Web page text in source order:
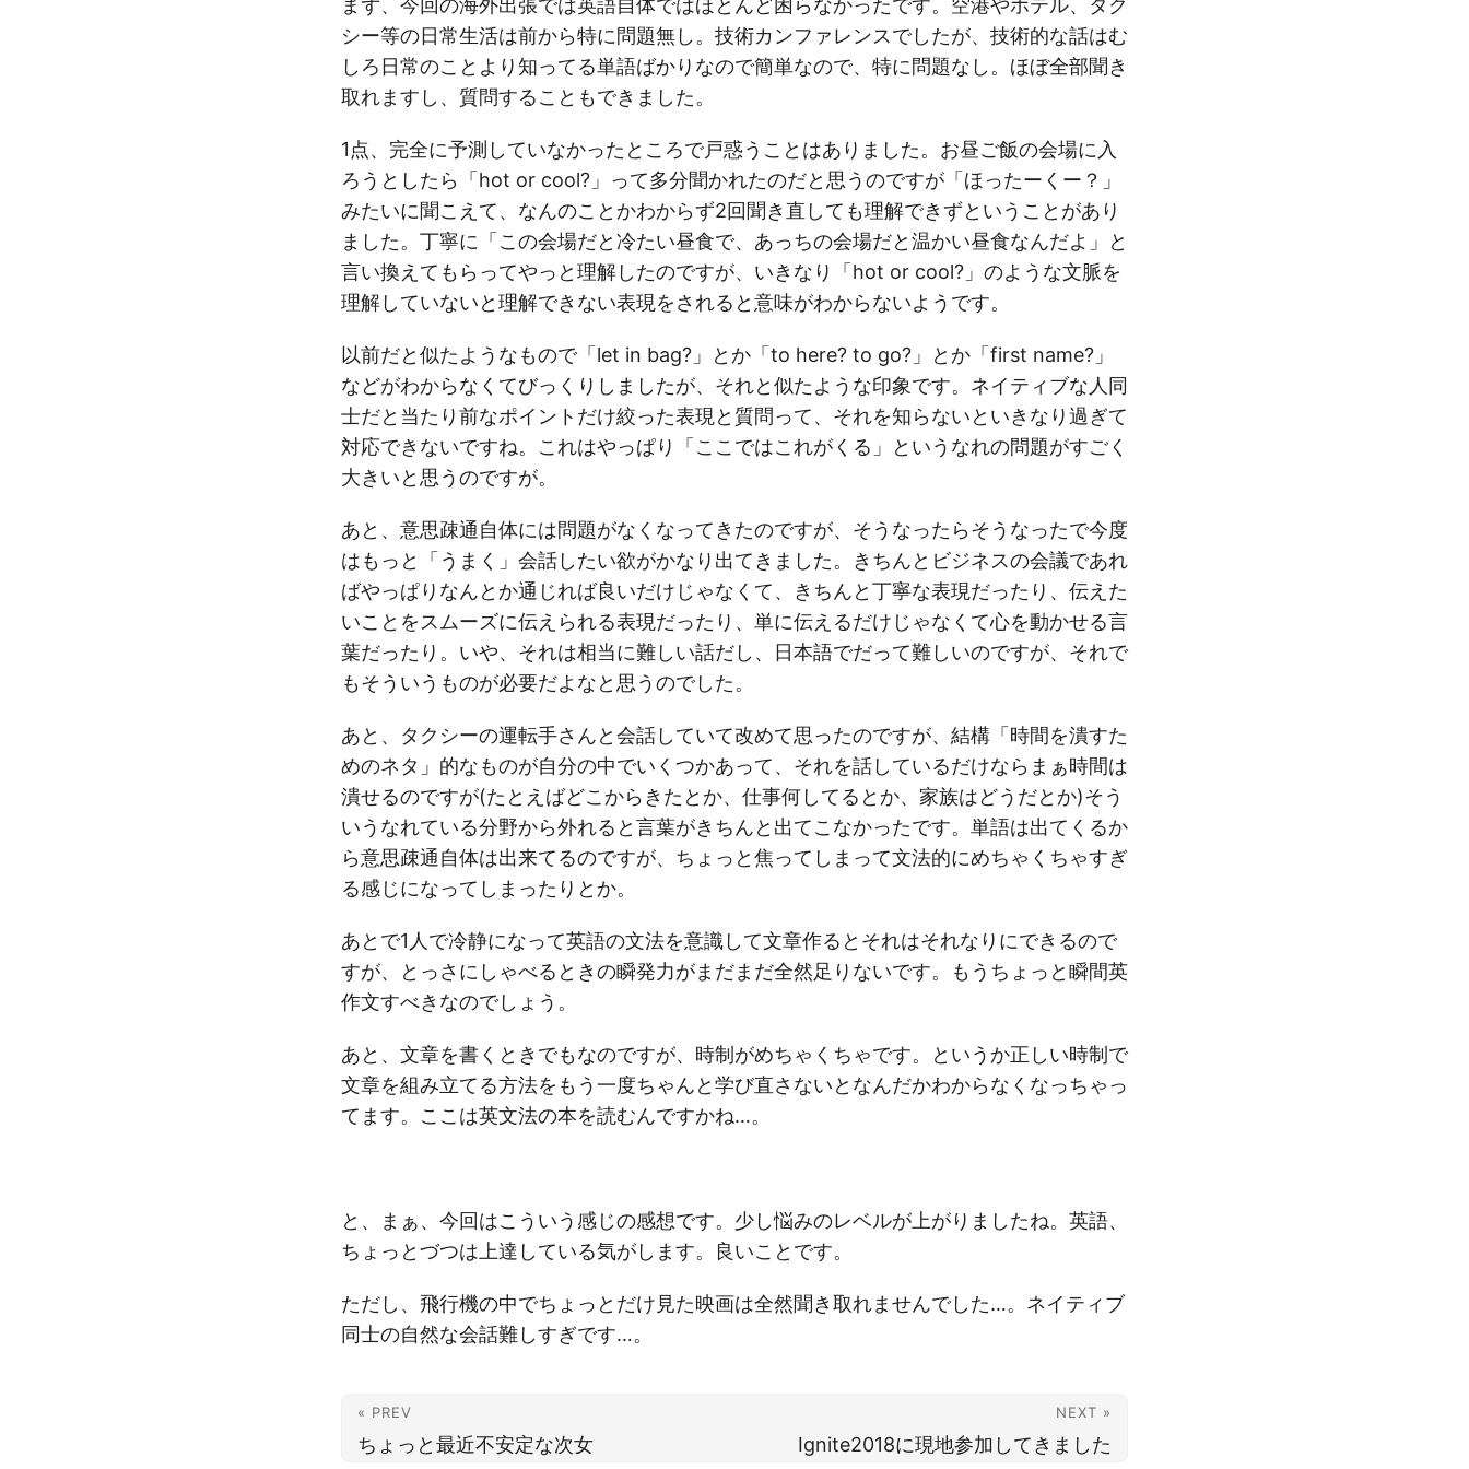
まず、今回の海外出張では英語自体ではほとんど困らなかったです。空港やホテル、タク
シー等の日常生活は前から特に問題無し。技術カンファレンスでしたが、技術的な話はむ
しろ日常のことより知ってる単語ばかりなので簡単なので、特に問題なし。ほぼ全部聞き
取れますし、質問することもできました。
1点、完全に予測していなかったところで戸惑うことはありました。お昼ご飯の会場に入
ろうとしたら「hot or cool?」って多分聞かれたのだと思うのですが「ほったーくー？」
みたいに聞こえて、なんのことかわからず2回聞き直しても理解できずということがあり
ました。丁寧に「この会場だと冷たい昼食で、あっちの会場だと温かい昼食なんだよ」と
言い換えてもらってやっと理解したのですが、いきなり「hot or cool?」のような文脈を
理解していないと理解できない表現をされると意味がわからないようです。
以前だと似たようなもので「let in bag?」とか「to here? to go?」とか「first name?」
などがわからなくてびっくりしましたが、それと似たような印象です。ネイティブな人同
士だと当たり前なポイントだけ絞った表現と質問って、それを知らないといきなり過ぎて
対応できないですね。これはやっぱり「ここではこれがくる」というなれの問題がすごく
大きいと思うのですが。
あと、意思疎通自体には問題がなくなってきたのですが、そうなったらそうなったで今度
はもっと「うまく」会話したい欲がかなり出てきました。きちんとビジネスの会議であれ
ばやっぱりなんとか通じれば良いだけじゃなくて、きちんと丁寧な表現だったり、伝えた
いことをスムーズに伝えられる表現だったり、単に伝えるだけじゃなくて心を動かせる言
葉だったり。いや、それは相当に難しい話だし、日本語でだって難しいのですが、それで
もそういうものが必要だよなと思うのでした。
あと、タクシーの運転手さんと会話していて改めて思ったのですが、結構「時間を潰すた
めのネタ」的なものが自分の中でいくつかあって、それを話しているだけならまぁ時間は
潰せるのですが(たとえばどこからきたとか、仕事何してるとか、家族はどうだとか)そう
いうなれている分野から外れると言葉がきちんと出てこなかったです。単語は出てくるか
ら意思疎通自体は出来てるのですが、ちょっと焦ってしまって文法的にめちゃくちゃすぎ
る感じになってしまったりとか。
あとで1人で冷静になって英語の文法を意識して文章作るとそれはそれなりにできるので
すが、とっさにしゃべるときの瞬発力がまだまだ全然足りないです。もうちょっと瞬間英
作文すべきなのでしょう。
あと、文章を書くときでもなのですが、時制がめちゃくちゃです。というか正しい時制で
文章を組み立てる方法をもう一度ちゃんと学び直さないとなんだかわからなくなっちゃっ
てます。ここは英文法の本を読むんですかね…。
と、まぁ、今回はこういう感じの感想です。少し悩みのレベルが上がりましたね。英語、
ちょっとづつは上達している気がします。良いことです。
ただし、飛行機の中でちょっとだけ見た映画は全然聞き取れませんでした…。ネイティブ
同士の自然な会話難しすぎです…。
« PREV
ちょっと最近不安定な次女
NEXT »
Ignite2018に現地参加してきました